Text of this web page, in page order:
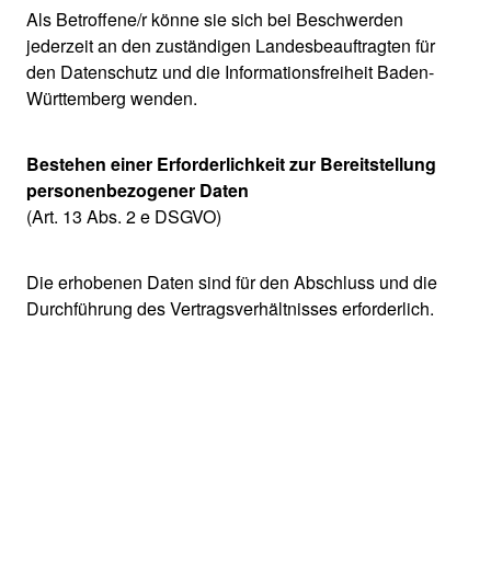
Als Betroffene/r könne sie sich bei Beschwerden
jederzeit an den zuständigen Landesbeauftragten für
den Datenschutz und die Informationsfreiheit Baden-
Württemberg wenden.
Bestehen einer Erforderlichkeit zur Bereitstellung
personenbezogener Daten
(Art. 13 Abs. 2 e DSGVO)
Die erhobenen Daten sind für den Abschluss und die
Durchführung des Vertragsverhältnisses erforderlich.